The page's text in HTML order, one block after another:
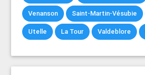
Venanson Saint-Martin-Vésubie
Utelle La Tour Valdeblore